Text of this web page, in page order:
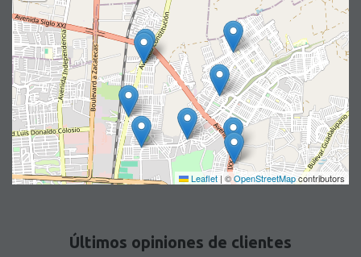
Leaflet | ©OpenStreetMapcontributors
Últimos opiniones de clientes